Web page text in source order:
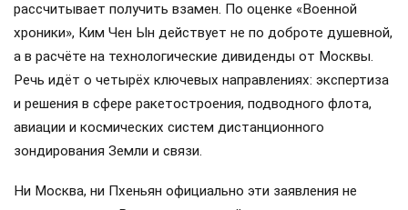
рассчитывает получить взамен. По оценке «Военной
хроники», Ким Чен Ын действует не по доброте душевной,
а в расчёте на технологические дивиденды от Москвы.
Речь идёт о четырёх ключевых направлениях: экспертиза
и решения в сфере ракетостроения, подводного флота,
авиации и космических систем дистанционного
зондирования Земли и связи.
Ни Москва, ни Пхеньян официально эти заявления не